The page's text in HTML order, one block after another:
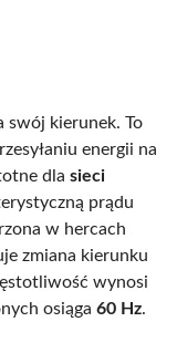
swój kierunek. To
energii na
dla sieci
prądu
w hercach
zmiana kierunku
wynosi
osiąga 60 Hz.